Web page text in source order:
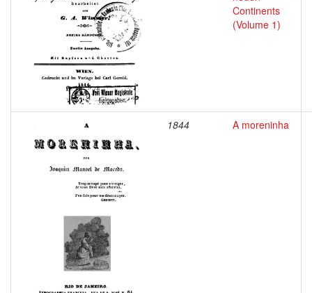
Continents
(Volume 1)
1844 A moreninha